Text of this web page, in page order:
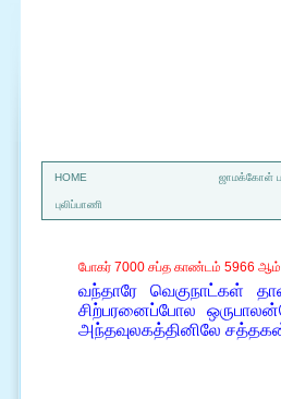
HOME ஜாமக்கோள்
புலிப்பாணி
போகர் 7000 சப்த காண்டம் 5966 ஆம்
வந்தாரே வெகுநாட்கள்
சிற்பரனைப்போல
அந்தவுலகத்தினிலே